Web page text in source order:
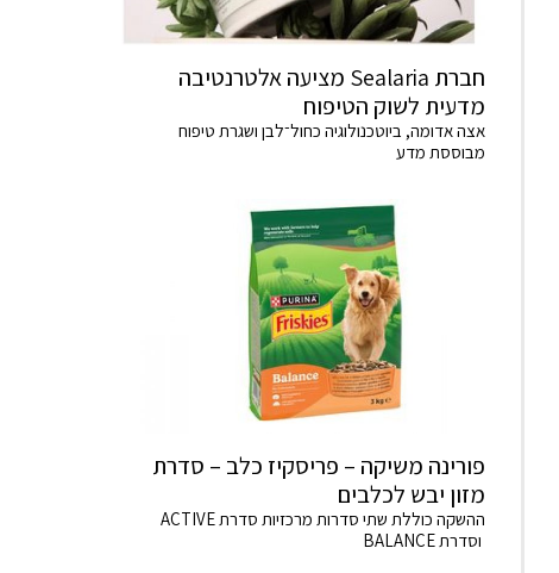
חברת Sealaria מציעה אלטרנטיבה
מדעית לשוק הטיפוח
אצה אדומה, ביוטכנולוגיה כחול־לבן ושגרת טיפוח
מבוססת מדע
פורינה משיקה – פריסקיז כלב – סדרת
מזון יבש לכלבים
ההשקה כוללת שתי סדרות מרכזיות סדרת ACTIVE
וסדרת BALANCE